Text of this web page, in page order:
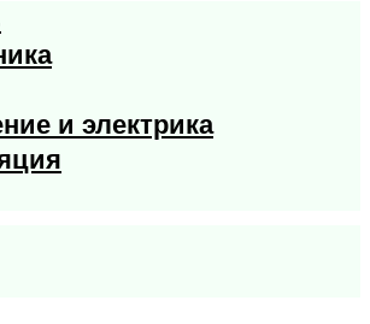
и электрика